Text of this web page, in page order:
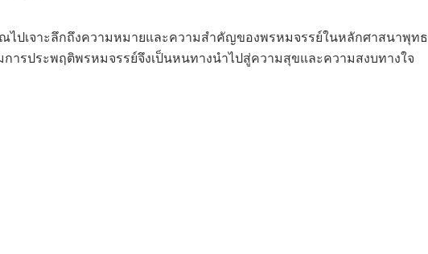
ไปเจาะลึกถึงความหมายและความสำคัญของพรหมจรรย์ในหลักศาสนาพุทธ
ารประพฤติพรหมจรรย์จึงเป็นหนทางนำไปสู่ความสุขและความสงบทางใจ